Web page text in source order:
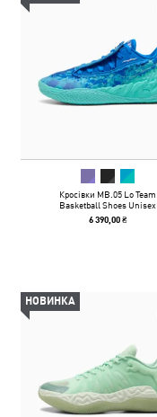
Кросівки MB.05 Lo Team
Basketball Shoes Unisex
6 390,00 ₴
НОВИНКА